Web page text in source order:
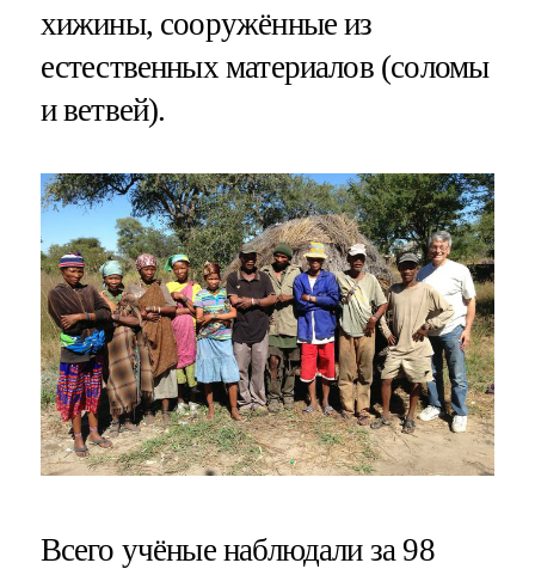
хижины, сооружённые из
естественных материалов (соломы
и ветвей).
Всего учёные наблюдали за 98